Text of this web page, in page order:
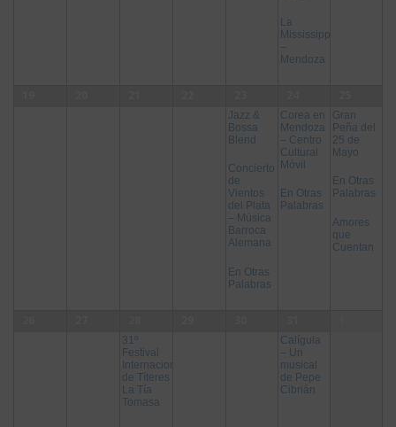
La
Mississippi
–
Mendoza
Jazz &
Bossa
Blend
Concierto
de
Vientos
del Plata
– Música
Barroca
Alemana
En Otras
Palabras
Corea en
Mendoza
– Centro
Cultural
Móvil
En Otras
Palabras
Gran
Peña del
25 de
Mayo
En Otras
Palabras
Amores
que
Cuentan
31º
Festival
Internacional
de Títeres
La Tía
Tomasa
Calígula
– Un
musical
de Pepe
Cibrián